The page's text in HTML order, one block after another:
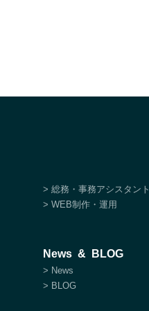
> 総務・事務アシスタント
> WEB制作・運用
News & BLOG
> News
> BLOG